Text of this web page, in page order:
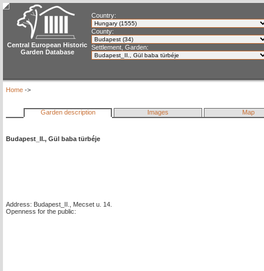
Central European Historic
Garden Database
Country:
County:
Settlement, Garden:
Home ->
Garden description Images Map
Budapest_II., Gül baba türbéje
Address: Budapest_II., Mecset u. 14.
Openness for the public: